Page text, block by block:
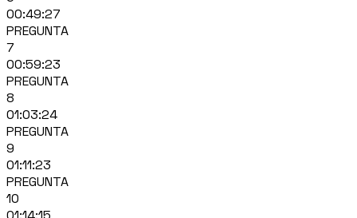
00:49:27
PREGUNTA
7
00:59:23
PREGUNTA
8
01:03:24
PREGUNTA
9
01:11:23
PREGUNTA
10